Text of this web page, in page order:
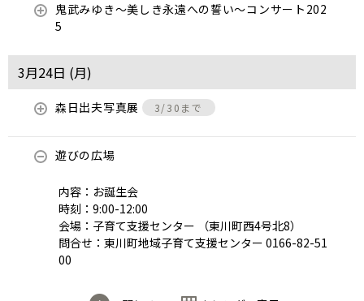
鬼武みゆき〜美しき永遠への誓い〜コンサート202
5
3月24日 (月)
森日出夫写真展 3/30まで
遊びの広場
内容：お誕生会
時刻：9:00-12:00
会場：子育て支援センター （東川町西4号北8）
問合せ：東川町地域子育て支援センター 0166-82-51
00